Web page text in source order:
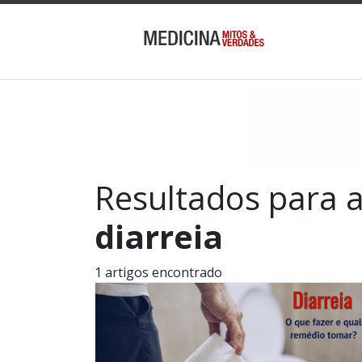
Resultados para
diarreia
1 artigos encontrado